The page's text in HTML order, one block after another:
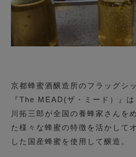
京都蜂蜜酒醸造所のフラッグシ
『The MEAD(ザ・ミード）』
川拓三郎が全国の養蜂家さんを
た様々な蜂蜜の特徴を活かして
した国産蜂蜜を使用して醸造。